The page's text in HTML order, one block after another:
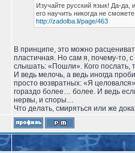
Изучайте русский язык! Да-да,
его научить никогда не
http://zadolba.li/page/463
В принципе, это можно
пластичная. Но сам я, почему-то,
слышать: «Пошли». Кого послать,
И ведь мелочь, а ведь иногда
просто возвратных: «Я
гораздо более… более. И ведь
нервы, и споры…
Что делать, смиряться или же